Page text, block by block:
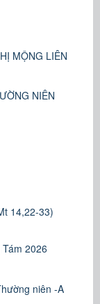
MỘNG LIÊN
NIÊN
14,22-33)
2026
niên -A